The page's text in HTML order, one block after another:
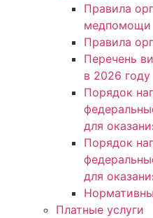
Правила
медпомощи
Правила
Перечень
в 2026 году
Порядок
для
Порядок
для
Платные услуги